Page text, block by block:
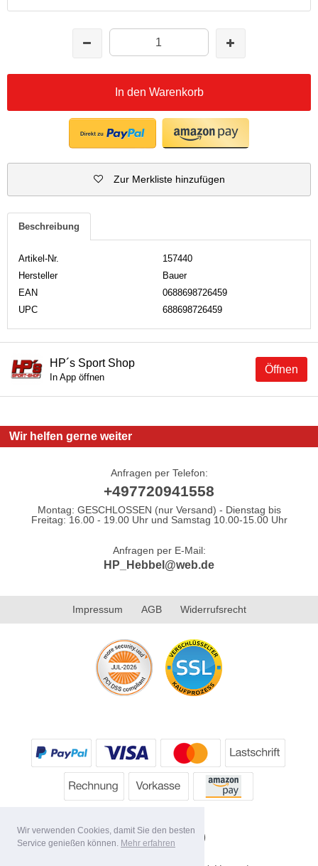
Wir verwenden Cookies, damit Sie den besten
Service genießen können. Mehr erfahren
In den Warenkorb
Zur Merkliste hinzufügen
Beschreibung
Artikel-Nr.
157440
Hersteller
Bauer
EAN
0688698726459
UPC
688698726459
Öffnen
HP´s Sport Shop
In App öffnen
Wir helfen gerne weiter
Anfragen per Telefon:
+497720941558
Montag: GESCHLOSSEN (nur Versand) - Dienstag bis
Freitag: 16.00 - 19.00 Uhr und Samstag 10.00-15.00 Uhr
Anfragen per E-Mail:
HP_Hebbel@web.de
Impressum AGB Widerrufsrecht